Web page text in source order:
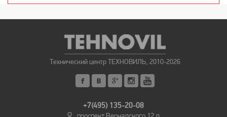
Технический центр ТЕХНОВИЛЬ, 2010-2026
+7(495) 135-20-08